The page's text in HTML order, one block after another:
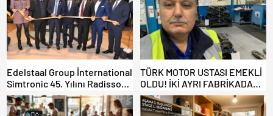
Edelstaal Group İnternational
Simtronic 45. Yılını Radisson
Hotelde Kutladı
TÜRK MOTOR USTASI EMEKLİ
OLDU! İKİ AYRI FABRİKADAN
UĞURLANDI